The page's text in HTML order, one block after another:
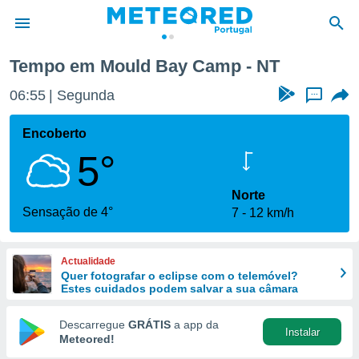
da
foi
fornecidas
a este
das
e
forma
digital
Tempo em Mould Bay Camp - NT
06:55 Segunda ...
Encoberto
5°
Sensação de 4°
Norte
7
12 km/h
Actualidade
Quer fotografar o eclipse com o telemóvel?
Estes cuidados podem salvar a sua câmara
Descarregue GRÁTIS a app da
Meteored!
Instalar